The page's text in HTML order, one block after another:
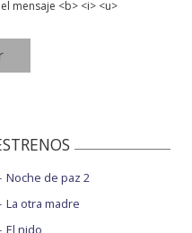
mensaje <b> <i> <u>
Noche de paz 2
La otra madre
El nido